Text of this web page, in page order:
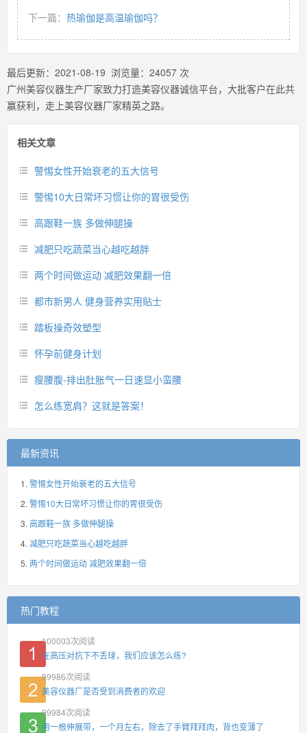
下一篇： 热瑜伽是高温瑜伽吗？
最后更新： 2021-08-19 浏览量： 24057 次
广州美容仪器生产厂家致力打造美容仪器诚信平台，大批客户在此共
赢获利，走上美容仪器厂家精英之路。
相关文章
警惕女性开始衰老的五大信号
警惕10大日常坏习惯让你的胃很受伤
高跟鞋一族 多做伸腿操
减肥只吃蔬菜当心越吃越胖
两个时间做运动 减肥效果翻一倍
都市新男人 健身营养实用贴士
踏板操奇效塑型
怀孕前健身计划
瘦腰腹-排出肚胀气一日速显小蛮腰
怎么练宽肩？这就是答案！
最新资讯
警惕女性开始衰老的五大信号
警惕10大日常坏习惯让你的胃很受伤
高跟鞋一族 多做伸腿操
减肥只吃蔬菜当心越吃越胖
两个时间做运动 减肥效果翻一倍
热门教程
100003次阅读
在高压对抗下不丢球，我们应该怎么练?
99986次阅读
美容仪器厂是否受到消费者的欢迎
99984次阅读
用一根伸展带，一个月左右，除去了手臂拜拜肉，背也变薄了